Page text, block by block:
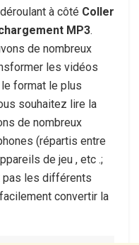
à côté Coller
MP3.
de nombreux
les vidéos
format le plus
souhaitez lire la
de nombreux
(répartis entre
de jeu , etc .;
pas les différents
convertir la